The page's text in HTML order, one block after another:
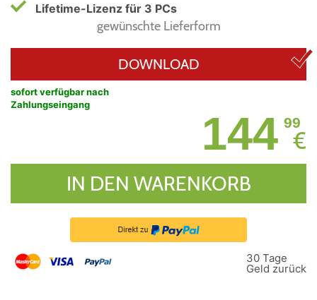
Lifetime-Lizenz für 3 PCs
gewünschte Lieferform
DOWNLOAD
sofort verfügbar nach
Zahlungseingang
144 99
€
IN DEN WARENKORB
30 Tage
Geld zurück